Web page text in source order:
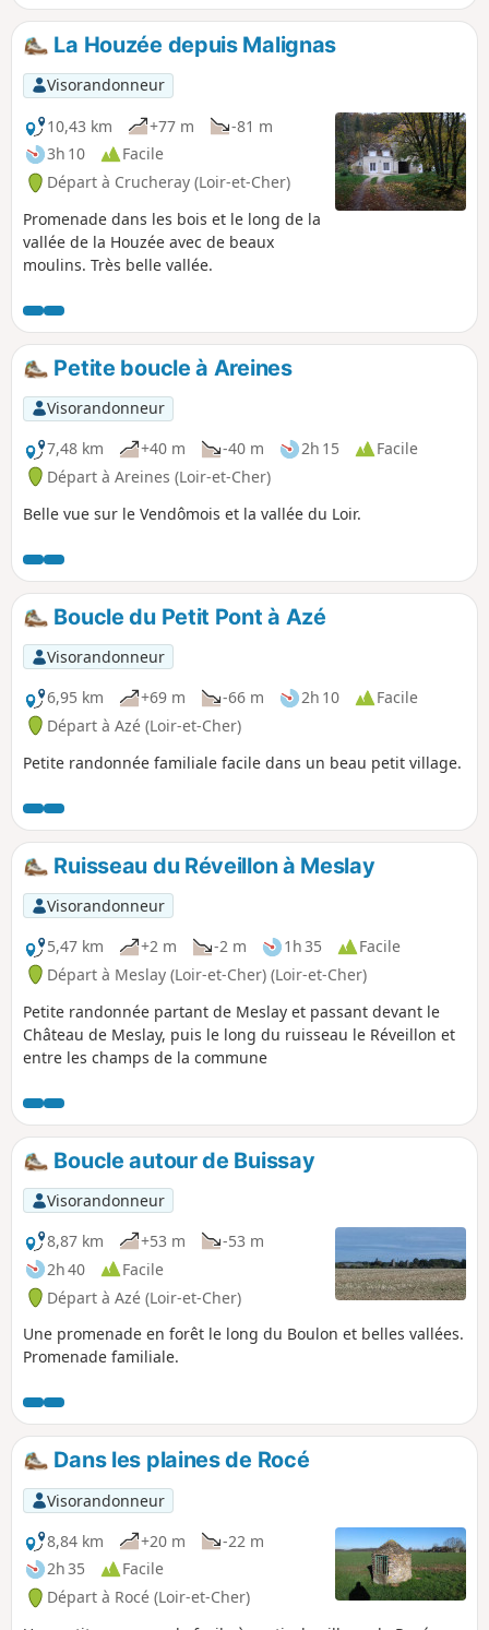
La Houzée depuis Malignas
Visorandonneur
10,43 km
+77 m
-81 m
3h 10
Facile
Départ à Crucheray (Loir-et-Cher)
Promenade dans les bois et le long de la
vallée de la Houzée avec de beaux
moulins. Très belle vallée.
Petite boucle à Areines
Visorandonneur
7,48 km
+40 m -40 m 2h 15
Facile
Départ à Areines (Loir-et-Cher)
Belle vue sur le Vendômois et la vallée du Loir.
Boucle du Petit Pont à Azé
Visorandonneur
6,95 km
+69 m -66 m 2h 10
Facile
Départ à Azé (Loir-et-Cher)
Petite randonnée familiale facile dans un beau petit village.
Ruisseau du Réveillon à Meslay
Visorandonneur
5,47 km
+2 m -2 m 1h 35
Facile
Départ à Meslay (Loir-et-Cher) (Loir-et-Cher)
Petite randonnée partant de Meslay et passant devant le
Château de Meslay, puis le long du ruisseau le Réveillon et
entre les champs de la commune
Boucle autour de Buissay
Visorandonneur
8,87 km
+53 m
-53 m
2h 40
Facile
Départ à Azé (Loir-et-Cher)
Une promenade en forêt le long du Boulon et belles vallées.
Promenade familiale.
Dans les plaines de Rocé
Visorandonneur
8,84 km
+20 m
-22 m
2h 35
Facile
Départ à Rocé (Loir-et-Cher)